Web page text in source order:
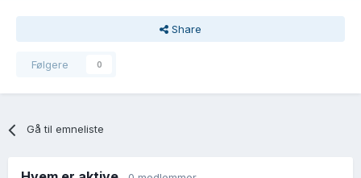
Share
Følgere 0
Gå til emneliste